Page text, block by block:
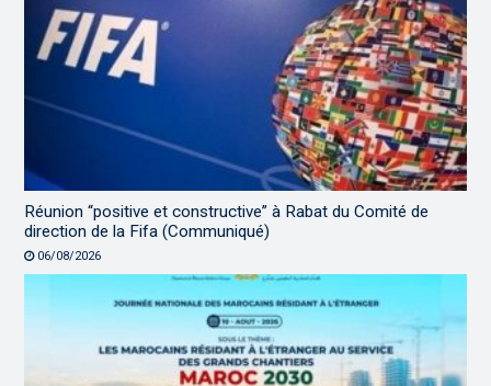
Réunion “positive et constructive” à Rabat du Comité de
direction de la Fifa (Communiqué)
06/08/2026